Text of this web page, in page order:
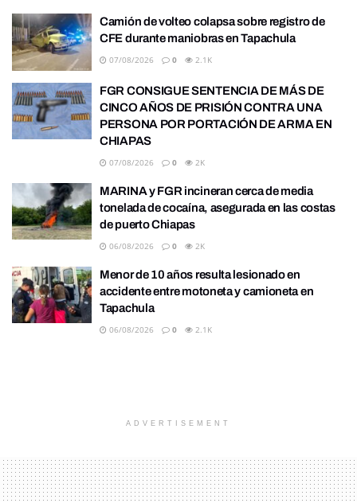
Camión de volteo colapsa sobre registro de
CFE durante maniobras en Tapachula
07/08/2026 0 2.1K
FGR CONSIGUE SENTENCIA DE MÁS DE
CINCO AÑOS DE PRISIÓN CONTRA UNA
PERSONA POR PORTACIÓN DE ARMA EN
CHIAPAS
07/08/2026 0 2K
MARINA y FGR incineran cerca de media
tonelada de cocaína, asegurada en las costas
de puerto Chiapas
06/08/2026 0 2K
Menor de 10 años resulta lesionado en
accidente entre motoneta y camioneta en
Tapachula
06/08/2026 0 2.1K
ADVERTISEMENT